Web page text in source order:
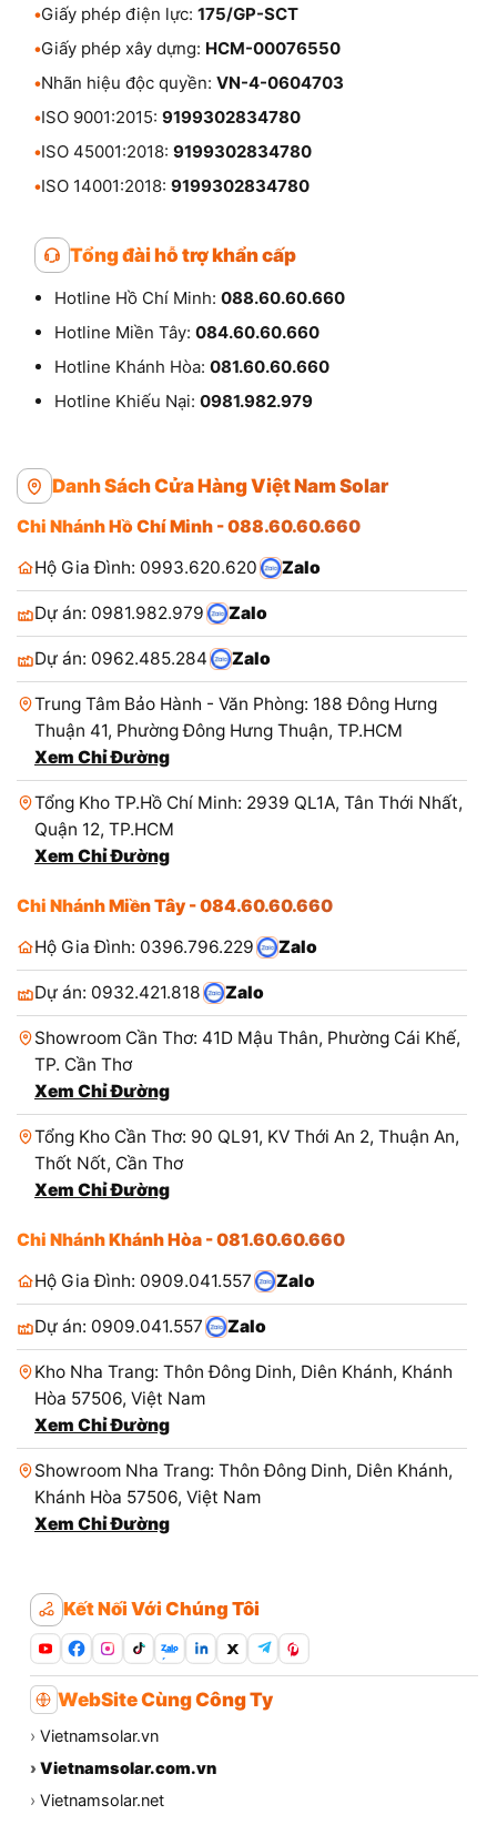
•Giấy phép điện lực: 175/GP-SCT
•Giấy phép xây dựng: HCM-00076550
•Nhãn hiệu độc quyền: VN-4-0604703
•ISO 9001:2015: 9199302834780
•ISO 45001:2018: 9199302834780
•ISO 14001:2018: 9199302834780
Tổng đài hỗ trợ khẩn cấp
Hotline Hồ Chí Minh: 088.60.60.660
Hotline Miền Tây: 084.60.60.660
Hotline Khánh Hòa: 081.60.60.660
Hotline Khiếu Nại: 0981.982.979
Danh Sách Cửa Hàng Việt Nam Solar
Chi Nhánh Hồ Chí Minh - 088.60.60.660
Hộ Gia Đình: 0993.620.620
Zalo
Dự án: 0981.982.979 Zalo
Dự án: 0962.485.284 Zalo
Trung Tâm Bảo Hành - Văn Phòng: 188 Đông Hưng
Thuận 41, Phường Đông Hưng Thuận, TP.HCM
Xem Chỉ Đường
Tổng Kho TP.Hồ Chí Minh: 2939 QL1A, Tân Thới Nhất,
Quận 12, TP.HCM
Xem Chỉ Đường
Chi Nhánh Miền Tây - 084.60.60.660
Hộ Gia Đình: 0396.796.229
Zalo
Dự án: 0932.421.818 Zalo
Showroom Cần Thơ: 41D Mậu Thân, Phường Cái Khế,
TP. Cần Thơ
Xem Chỉ Đường
Tổng Kho Cần Thơ: 90 QL91, KV Thới An 2, Thuận An,
Thốt Nốt, Cần Thơ
Xem Chỉ Đường
Chi Nhánh Khánh Hòa - 081.60.60.660
Hộ Gia Đình: 0909.041.557
Zalo
Dự án: 0909.041.557 Zalo
Kho Nha Trang: Thôn Đông Dinh, Diên Khánh, Khánh
Hòa 57506, Việt Nam
Xem Chỉ Đường
Showroom Nha Trang: Thôn Đông Dinh, Diên Khánh,
Khánh Hòa 57506, Việt Nam
Xem Chỉ Đường
Kết Nối Với Chúng Tôi
Zalo
WebSite Cùng Công Ty
› Vietnamsolar.vn
› Vietnamsolar.com.vn
› Vietnamsolar.net